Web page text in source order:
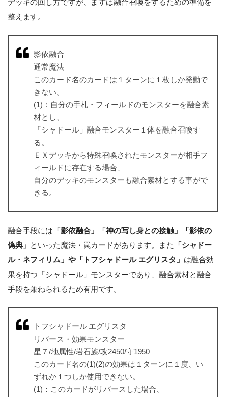
デッキの回し方ですが、まずは融合召喚をするための準備を
整えます。
影依融合
通常魔法
このカード名のカードは１ターンに１枚しか発動で
きない。
(1)：自分の手札・フィールドのモンスターを融合素
材とし、
「シャドール」融合モンスター１体を融合召喚す
る。
ＥＸデッキから特殊召喚されたモンスターが相手フ
ィールドに存在する場合、
自分のデッキのモンスターも融合素材とする事がで
きる。
融合手段には 「影依融合」「神の写し身との接触」「影依の
偽典」 といった魔法・罠カードがあります。また
「シャドー
ル・ネフィリム」や「トフシャドール エグリスタ」 は融合効
果を持つ「シャドール」モンスターであり、融合素材と融合
手段を兼ねられるため有用です。
トフシャドール エグリスタ
リバース・効果モンスター
星７/地属性/岩石族/攻2450/守1950
このカード名の(1)(2)の効果は１ターンに１度、い
ずれか１つしか使用できない。
(1)：このカードがリバースした場合、